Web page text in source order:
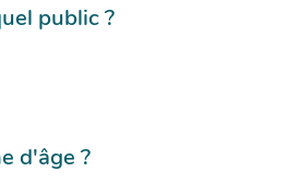
public ?
d'âge ?